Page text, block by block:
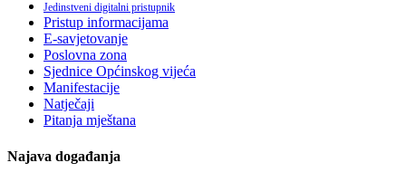
Jedinstveni digitalni pristupnik
Pristup informacijama
E-savjetovanje
Poslovna zona
Sjednice Općinskog vijeća
Manifestacije
Natječaji
Pitanja mještana
Najava događanja